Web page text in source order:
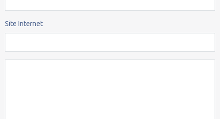
Site Internet